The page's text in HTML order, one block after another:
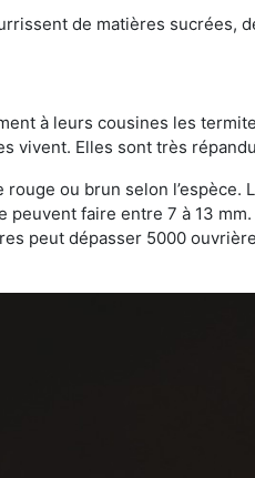
de matières sucrées,
à leurs cousines les
vivent. Elles sont très
ou brun selon
peuvent faire entre 7 à 13
peut dépasser 5000